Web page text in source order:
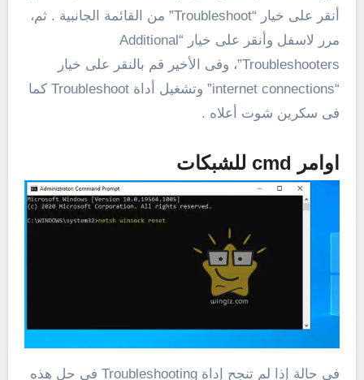
أنقر على خيار “Troubleshoot” من القائمة الجانبية . ثم،
مرر لاسفل وأنقر على خيار “Additional
Troubleshooters”، وفى الأخير قم بالنقر على خيار
“internet connections” وتشغيل أداة Troubleshoot كما
فى سكرين شوت أعلاه .
اوامر cmd للشبكات
فى حالة إذا لم تنجح إداة Troubleshooting فى حل هذه